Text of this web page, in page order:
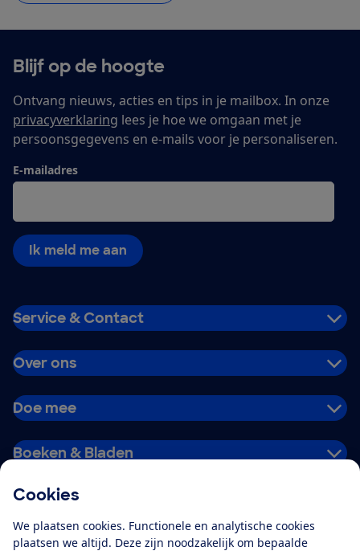
Cookies
We plaatsen cookies. Functionele en analytische cookies
plaatsen we altijd. Deze zijn noodzakelijk om bepaalde
Blijf op de hoogte
Ontvang nieuws, acties en tips in je mailbox. In onze
privacyverklaring lees je hoe we omgaan met je
persoonsgegevens en e-mails voor je personaliseren.
E-mailadres
Ik meld me aan
Service & Contact
Over ons
Doe mee
Boeken & Bladen